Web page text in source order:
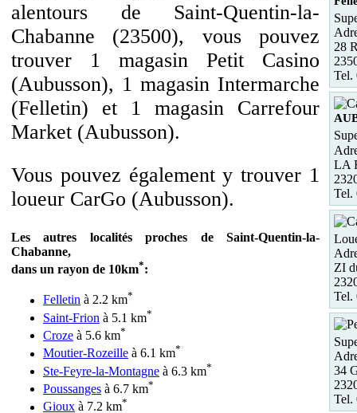
alentours de Saint-Quentin-la-
Chabanne (23500), vous pouvez
trouver 1 magasin Petit Casino
(Aubusson), 1 magasin Intermarche
(Felletin) et 1 magasin Carrefour
Market (Aubusson).
Vous pouvez également y trouver 1
loueur CarGo (Aubusson).
Les autres localités proches de Saint-Quentin-la-
Chabanne,
dans un rayon de 10km*:
Felletin à 2.2 km*
Saint-Frion à 5.1 km*
Croze à 5.6 km*
Moutier-Rozeille à 6.1 km*
Ste-Feyre-la-Montagne à 6.3 km*
Poussanges à 6.7 km*
Gioux à 7.2 km*
28
Tel.
LA
Tel.
ZI
Tel.
34
Tel.